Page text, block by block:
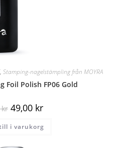
, Stamping-nagelstämpling från MOYRA
Foil Polish FP06 Gold
kr 49,00 kr
i varukorg